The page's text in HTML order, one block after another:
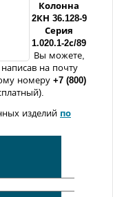
Колонна
2КН 36.128-9
Серия
1.020.1-2с/89
Вы можете,
написав на почту
номеру +7 (800)
изделий по